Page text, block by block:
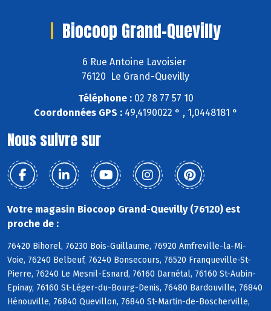
Biocoop Grand-Quevilly
6 Rue Antoine Lavoisier
76120 Le Grand-Quevilly
Téléphone :02 78 77 57 10
Coordonnées GPS :49,4190022 ° , 1,0448181 °
Nous suivre sur
Votre magasin Biocoop Grand-Quevilly (76120) est
proche de :
76420 Bihorel, 76230 Bois-Guillaume, 76920 Amfreville-la-Mi-
Voie, 76240 Belbeuf, 76240 Bonsecours, 76520 Franqueville-St-
Pierre, 76240 Le Mesnil-Esnard, 76160 Darnétal, 76160 St-Aubin-
Epinay, 76160 St-Léger-du-Bourg-Denis, 76480 Bardouville, 76840
Hénouville, 76840 Quevillon, 76840 St-Martin-de-Boscherville,